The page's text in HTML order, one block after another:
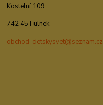
Kostelní 109
742 45 Fulnek
obchod-detskysvet@seznam.cz